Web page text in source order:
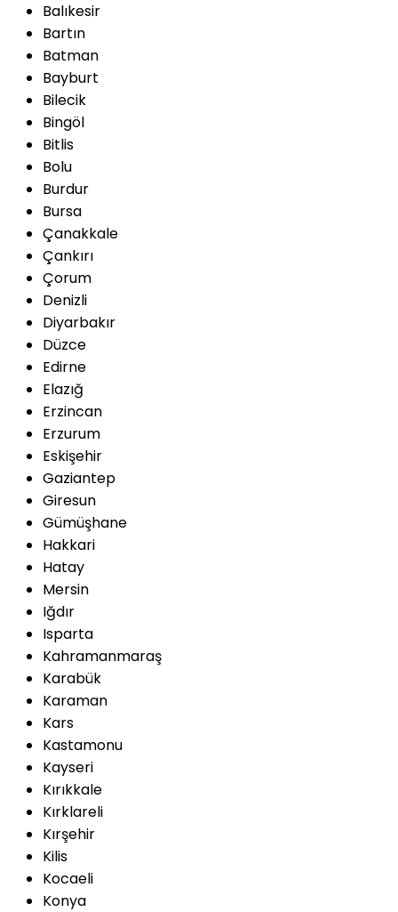
Balıkesir
Bartın
Batman
Bayburt
Bilecik
Bingöl
Bitlis
Bolu
Burdur
Bursa
Çanakkale
Çankırı
Çorum
Denizli
Diyarbakır
Düzce
Edirne
Elazığ
Erzincan
Erzurum
Eskişehir
Gaziantep
Giresun
Gümüşhane
Hakkari
Hatay
Mersin
Iğdır
Isparta
Kahramanmaraş
Karabük
Karaman
Kars
Kastamonu
Kayseri
Kırıkkale
Kırklareli
Kırşehir
Kilis
Kocaeli
Konya